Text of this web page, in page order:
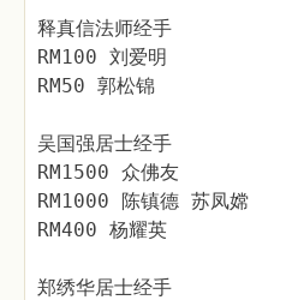
释真信法师经手
RM100 刘爱明
RM50 郭松锦
吴国强居士经手
RM1500 众佛友
RM1000 陈镇德 苏凤嫦
RM400 杨耀英
郑绣华居士经手